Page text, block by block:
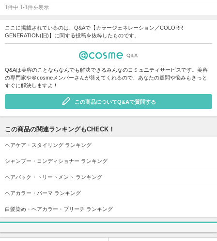
1件中 1-1件を表示
ここに掲載されているのは、Q&Aで【カラージェネレーション／COLORR
GENERATION(旧)】に関する投稿を抜粋したものです。
Q&Aは美容のことならなんでも解決できるみんなのコミュニティサービスです。美容
の専門家や＠cosmeメンバーさんが答えてくれるので、あなたの疑問や悩みもきっと
すぐに解決しますよ！
この商品についてQ&Aで質問する
この商品の関連ランキングもCHECK！
ヘアケア・スタイリング ランキング
シャンプー・コンディショナー ランキング
ヘアパック・トリートメント ランキング
ヘアカラー・パーマ ランキング
白髪染め・ヘアカラー・ブリーチ ランキング